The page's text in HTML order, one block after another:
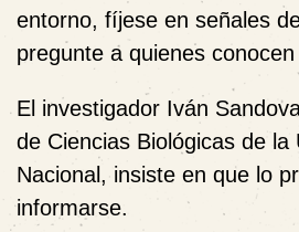
entorno, fíjese en señales
pregunte a quienes
El investigador Iván
de Ciencias Biológicas de la
Nacional, insiste en que lo
informarse.